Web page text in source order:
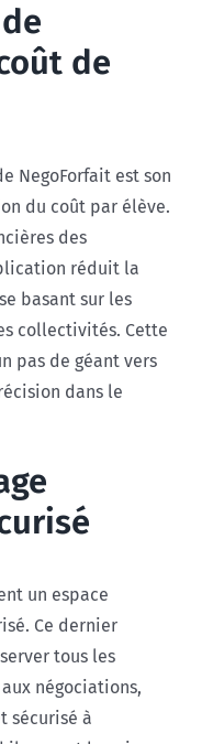
de
NegoForfait est son
du coût par élève.
des
réduit la
basant sur les
collectivités. Cette
pas de géant vers
dans le
un espace
Ce dernier
tous les
négociations,
sécurisé à